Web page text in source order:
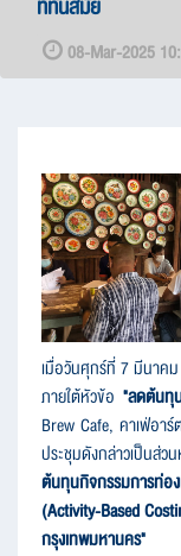
ที่ทันสมัย
08-Mar-2025
เมื่อวันศุกร์ที่ 7 มีนาค
ภายใต้หัวข้อ "ลดต้นทุ
Brew Cafe, คาเฟ่อา
ประชุมดังกล่าวเป็นส่ว
ต้นทุนกิจกรรมการท่อง
(Activity-Based
กรุงเทพมหานคร"